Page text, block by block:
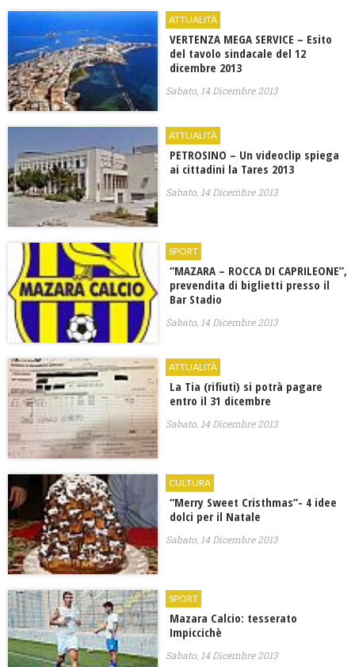
ATTUALITÀ
VERTENZA MEGA SERVICE – Esito
del tavolo sindacale del 12
dicembre 2013
Sabato, 14 Dicembre 2013
ATTUALITÀ
PETROSINO – Un videoclip spiega
ai cittadini la Tares 2013
Sabato, 14 Dicembre 2013
SPORT
“MAZARA – ROCCA DI CAPRILEONE”,
prevendita di biglietti presso il
Bar Stadio
Sabato, 14 Dicembre 2013
ATTUALITÀ
La Tia (rifiuti) si potrà pagare
entro il 31 dicembre
Sabato, 14 Dicembre 2013
CULTURA
“Merry Sweet Cristhmas”- 4 idee
dolci per il Natale
Sabato, 14 Dicembre 2013
SPORT
Mazara Calcio: tesserato
Impiccichè
Sabato, 14 Dicembre 2013